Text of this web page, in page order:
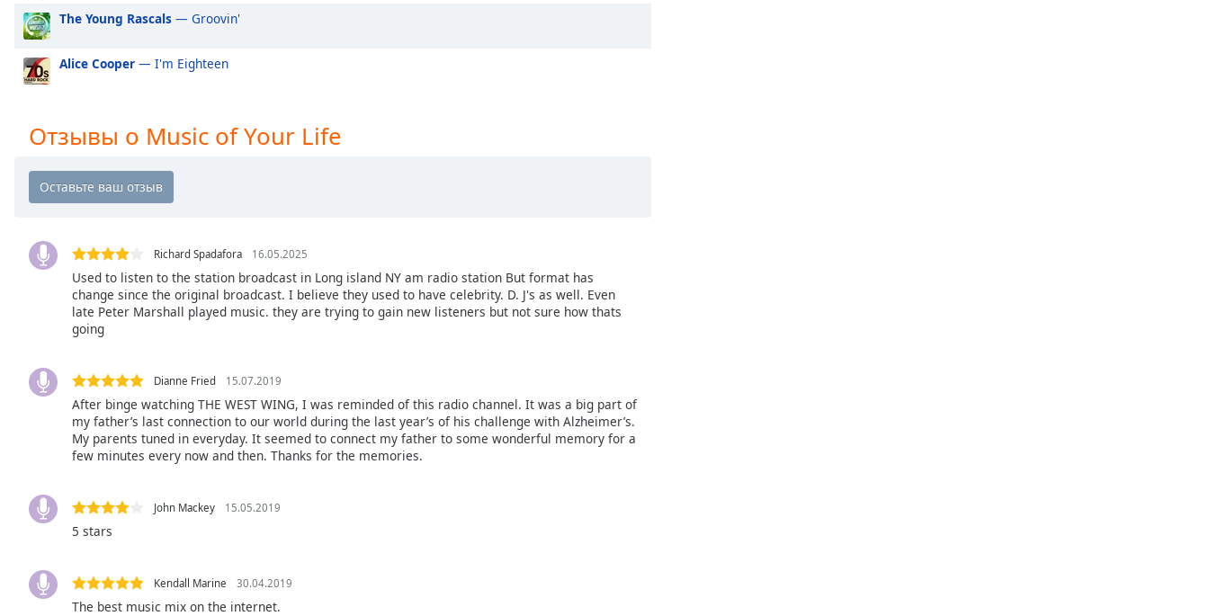
This
modal
Beginning
dialog
window.
cancel
Background
Opacity
The Young Rascals — Groovin'
Alice Cooper — I'm Eighteen
Отзывы о Music of Your Life
Richard Spadafora 16.05.2025
Used to listen to the station broadcast in Long island NY am radio station But format has
change since the original broadcast. I believe they used to have celebrity. D. J's as well. Even
late Peter Marshall played music. they are trying to gain new listeners but not sure how thats
going
Dianne Fried 15.07.2019
After binge watching THE WEST WING, I was reminded of this radio channel. It was a big part of
my father’s last connection to our world during the last year’s of his challenge with Alzheimer’s.
My parents tuned in everyday. It seemed to connect my father to some wonderful memory for a
few minutes every now and then. Thanks for the memories.
John Mackey 15.05.2019
5 stars
Kendall Marine 30.04.2019
The best music mix on the internet.